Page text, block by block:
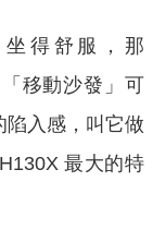
得舒服，那
移動沙發」可
陷入感，叫它做
最大的特